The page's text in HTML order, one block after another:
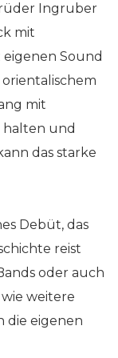
Ingruber
mit
Sound
orientalischem
mit
halten und
das starke
Debüt, das
reist
oder auch
wie weitere
die eigenen